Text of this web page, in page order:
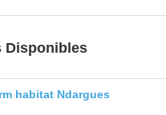
Disponibles
habitat Ndargues